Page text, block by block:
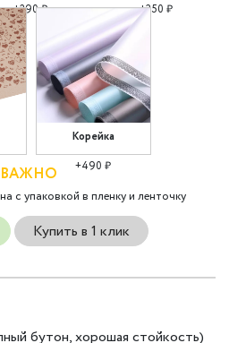
+290 ₽
+350 ₽
Корейка
+490 ₽
ВАЖНО
с упаковкой в пленку и ленточку
Купить в 1 клик
бутон, хорошая стойкость)